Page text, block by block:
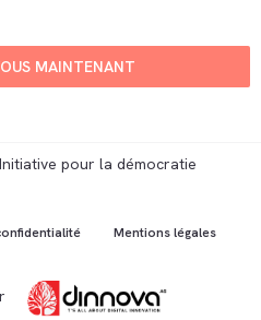
MAINTENANT
pour la démocratie
Mentions légales